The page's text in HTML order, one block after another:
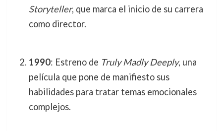
Storyteller, que marca el inicio de su carrera
como director.
1990: Estreno de Truly Madly Deeply, una
película que pone de manifiesto sus
habilidades para tratar temas emocionales
complejos.